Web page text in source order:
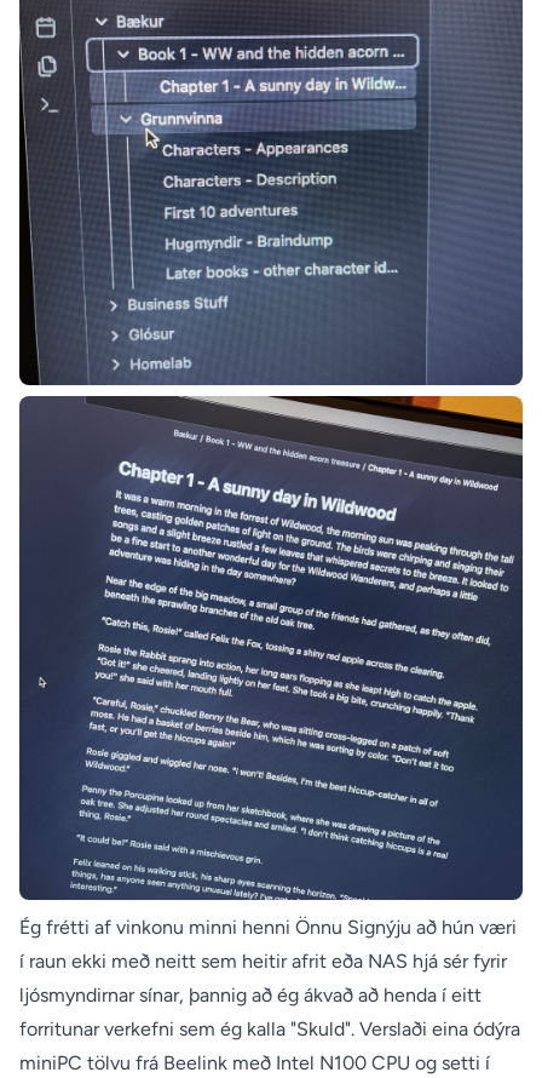
Ég frétti af vinkonu minni henni Önnu Signýju að hún væri
í raun ekki með neitt sem heitir afrit eða NAS hjá sér fyrir
ljósmyndirnar sínar, þannig að ég ákvað að henda í eitt
forritunar verkefni sem ég kalla "Skuld". Verslaði eina ódýra
miniPC tölvu frá Beelink með Intel N100 CPU og setti í